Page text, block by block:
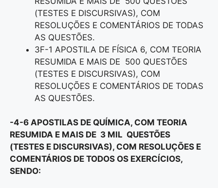
(TESTES E DISCURSIVAS), COM
RESOLUÇÕES E COMENTÁRIOS DE TODAS
AS QUESTÕES.
3F-1 APOSTILA DE FÍSICA 6, COM TEORIA
RESUMIDA E MAIS DE 500 QUESTÕES
(TESTES E DISCURSIVAS), COM
RESOLUÇÕES E COMENTÁRIOS DE TODAS
AS QUESTÕES.
-4-6 APOSTILAS DE QUÍMICA, COM TEORIA
RESUMIDA E MAIS DE 3 MIL QUESTÕES
(TESTES E DISCURSIVAS), COM RESOLUÇÕES E
COMENTÁRIOS DE TODOS OS EXERCÍCIOS,
SENDO: